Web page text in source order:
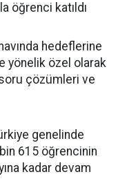
öğrenci katıldı
hedeflerine
yönelik özel olarak
çözümleri ve
genelinde
615 öğrencinin
kadar devam